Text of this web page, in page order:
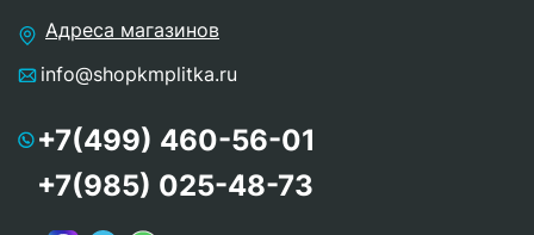
Адреса магазинов
info@shopkmplitka.ru
+7(499) 460-56-01
+7(985) 025-48-73